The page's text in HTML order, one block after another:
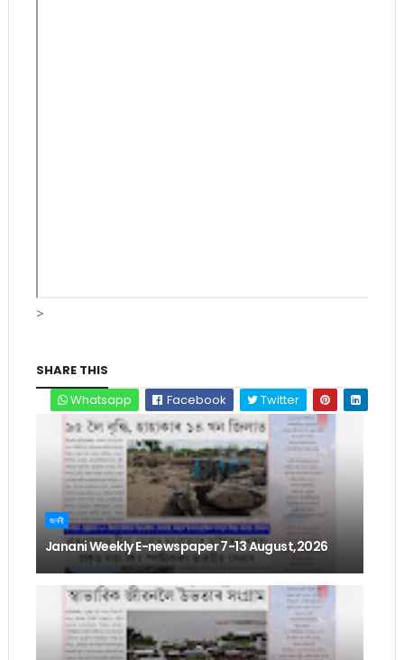
>
SHARE THIS
Whatsapp
Facebook Twitter
জননী
Janani Weekly E-newspaper 7-13 August,2026